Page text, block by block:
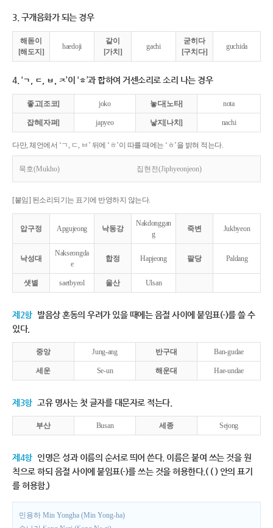
3. 구개음화가 되는 경우
해돋이
[해도지]
haedoji
같이
[가치]
gachi
굳히다
[구치다]
guchida
4. ‘ㄱ, ㄷ, ㅂ, ㅈ’이 ‘ㅎ’과 합하여 거센소리로 소리 나는 경우
좋고[조코] joko 놓다[노타] nota
잡혀[자펴] japyeo 낳지[나치] nachi
다만, 체언에서 ‘ㄱ, ㄷ, ㅂ’ 뒤에 ‘ㅎ’이 따를 때에는 ‘ㅎ’을 밝혀 적는다.
묵호(Mukho) 집현전(Jiphyeonjeon)
[붙임] 된소리되기는 표기에 반영하지 않는다.
압구정 Apgujeong 낙동강
Nakdonggan
g
죽변 Jukbyeon
낙성대
Nakseongda
e
합정 Hapjeong 팔당 Paldang
샛별 saetbyeol 울산 Ulsan
제2항 발음상 혼동의 우려가 있을 때에는 음절 사이에 붙임표(-)를 쓸 수
있다.
중앙 Jung-ang 반구대 Ban-gudae
세운 Se-un 해운대 Hae-undae
제3항 고유 명사는 첫 글자를 대문자로 적는다.
부산 Busan 세종 Sejong
제4항 인명은 성과 이름의 순서로 띄어 쓴다. 이름은 붙여 쓰는 것을 원
칙으로 하되 음절 사이에 붙임표(-)를 쓰는 것을 허용한다.( ( ) 안의 표기
를 허용함.)
민용하 Min Yongha (Min Yong-ha)